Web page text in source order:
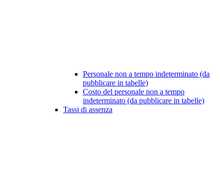
Personale non a tempo indeterminato (da
pubblicare in tabelle)
Costo del personale non a tempo
indeterminato (da pubblicare in tabelle)
Tassi di assenza